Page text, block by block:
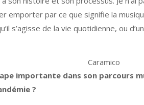
emporter par ce que signifie la
s’agisse de la vie quotidienne, ou
Caramico
importante dans son
?